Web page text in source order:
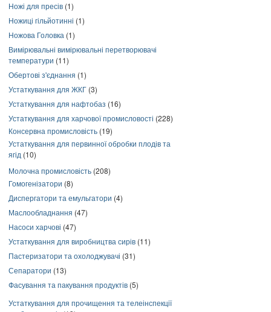
Ножі для пресів (1)
Ножиці гільйотинні (1)
Ножова Головка (1)
Вимірювальні вимірювальні перетворювачі
температури (11)
Обертові з'єднання (1)
Устаткування для ЖКГ (3)
Устаткування для нафтобаз (16)
Устаткування для харчової промисловості (228)
Консервна промисловість (19)
Устаткування для первинної обробки плодів та
ягід (10)
Молочна промисловість (208)
Гомогенізатори (8)
Диспергатори та емульгатори (4)
Маслообладнання (47)
Насоси харчові (47)
Устаткування для виробництва сирів (11)
Пастеризатори та охолоджувачі (31)
Сепаратори (13)
Фасування та пакування продуктів (5)
Устаткування для прочищення та телеінспекції